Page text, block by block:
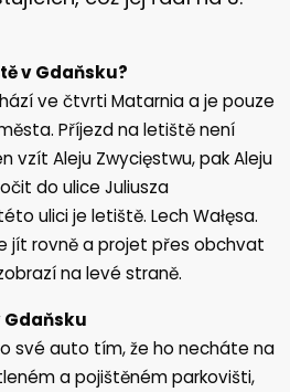
v Gdaňsku?
ve čtvrti Matarnia a je pouze
Příjezd na letiště není
vzít Aleju Zwycięstwu, pak Aleju
do ulice Juliusza
ulici je letiště. Lech Wałęsa.
jít rovně a projet přes obchvat
na levé straně.
své auto tím, že ho necháte na
a pojištěném parkovišti,